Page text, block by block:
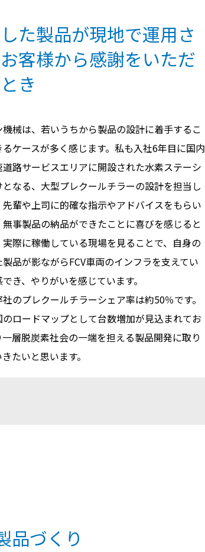
た製品が現地で運用さ
客様から感謝をいただ
き
機械は、若いうちから製品の設計に着手するこ
るケースが多く感じます。私も入社6年目に国内
路サービスエリアに開設された水素ステーシ
となる、大型プレクールチラーの設計を担当し
先輩や上司に的確な指示やアドバイスをもらい
事製品の納品ができたことに喜びを感じると
実際に稼働している現場を見ることで、自身の
品が影ながらFCV車両のインフラを支えてい
き、やりがいを感じています。
のプレクールチラーシェア率は約50％です。
ロードマップとして台数増加が見込まれてお
一層脱炭素社会の一端を担える製品開発に取り
たいと思います。
品づくり